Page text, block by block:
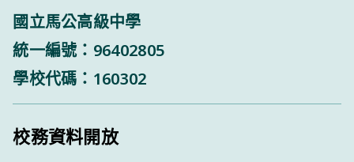
國立馬公高級中學
統一編號：96402805
學校代碼：160302
校務資料開放